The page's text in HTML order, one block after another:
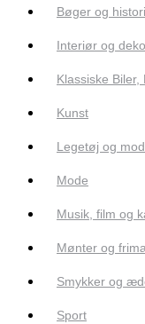
Bøger og
Interiør og
Klassiske
Kunst
Legetøj og
Mode
Musik, film og
Mønter og
Smykker og
Sport